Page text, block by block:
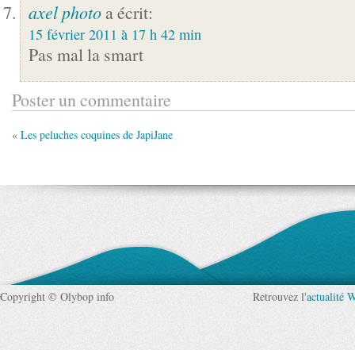
axel photo a écrit:
15 février 2011 à 17 h 42 min
Pas mal la smart
Poster un commentaire
« Les peluches coquines de JapiJane
Copyright © Olybop info Retrouvez l'actualité